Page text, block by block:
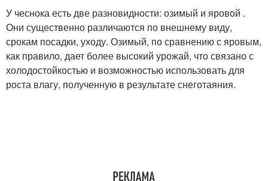
У чеснока есть две разновидности: озимый и яровой .
Они существенно различаются по внешнему виду,
срокам посадки, уходу. Озимый, по сравнению с яровым,
как правило, дает более высокий урожай, что связано с
холодостойкостью и возможностью использовать для
роста влагу, полученную в результате снеготаяния.